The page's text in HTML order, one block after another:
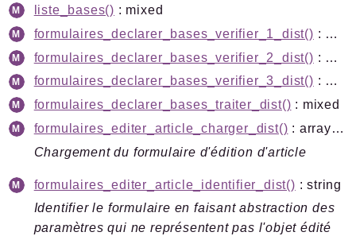
liste_bases() : mixed
formulaires_declarer_bases_verifier_1_dist()
: mixed
formulaires_declarer_bases_verifier_2_dist()
: mixed
formulaires_declarer_bases_verifier_3_dist()
: mixed
formulaires_declarer_bases_traiter_dist() : mixed
formulaires_editer_article_charger_dist()
: array<string|int, mixed>
Chargement du formulaire d'édition d'article
formulaires_editer_article_identifier_dist() : string
Identifier le formulaire en faisant abstraction des
paramètres qui ne représentent pas l'objet édité